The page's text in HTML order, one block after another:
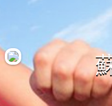
最新留言
商家合作